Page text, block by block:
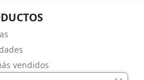
vendidos